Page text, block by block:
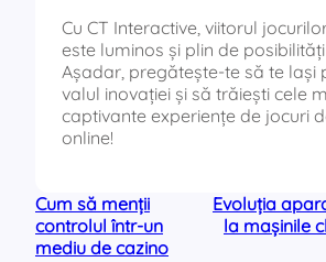
Cu CT Interactive, viitorul
este luminos și plin de
Așadar, pregătește-te să te lași
valul inovației și să trăiești cele
captivante experiențe de jocuri
online!
Cum să menții
controlul într-un
mediu de cazino
Evoluția
la mașinile